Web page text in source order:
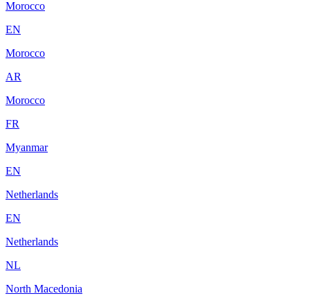
Morocco
EN
Morocco
AR
Morocco
FR
Myanmar
EN
Netherlands
EN
Netherlands
NL
North Macedonia